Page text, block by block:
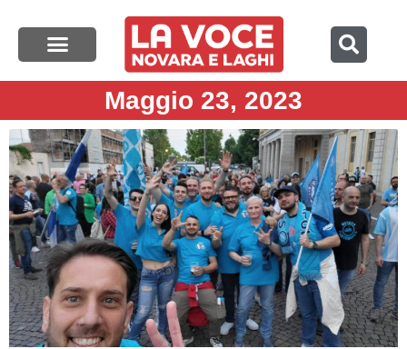
Maggio 23, 2023